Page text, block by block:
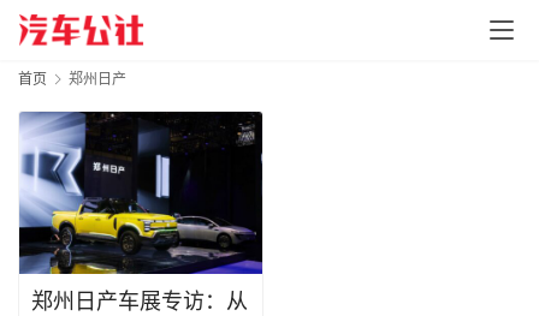
首页 郑州日产
郑州日产车展专访：从